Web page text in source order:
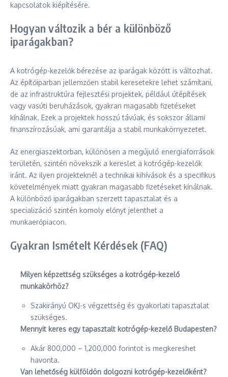
kapcsolatok kiépítésére.
Hogyan változik a bér a különböző
iparágakban?
A kotrógép-kezelők bérezése az iparágak között is változhat.
Az építőiparban jellemzően stabil keresetekre lehet számítani,
de az infrastruktúra fejlesztési projektek, például útépítések
vagy vasúti beruházások, gyakran magasabb fizetéseket
kínálnak. Ezek a projektek hosszú távúak, és sokszor állami
finanszírozásúak, ami garantálja a stabil munkakörnyezetet.
Az energiaszektorban, különösen a megújuló energiaforrások
területén, szintén növekszik a kereslet a kotrógép-kezelők
iránt. Az ilyen projekteknél a technikai kihívások és a specifikus
követelmények miatt gyakran magasabb fizetéseket kínálnak.
A különböző iparágakban szerzett tapasztalat és a
specializáció szintén komoly előnyt jelenthet a
munkaerőpiacon.
Gyakran Ismételt Kérdések (FAQ)
Milyen képzettség szükséges a kotrógép-kezelő
munkakörhöz?
Szakirányú OKJ-s végzettség és gyakorlati tapasztalat
szükséges.
Mennyit keres egy tapasztalt kotrógép-kezelő Budapesten?
Akár 800,000 – 1,200,000 forintot is megkereshet
havonta.
Van lehetőség külföldön dolgozni kotrógép-kezelőként?